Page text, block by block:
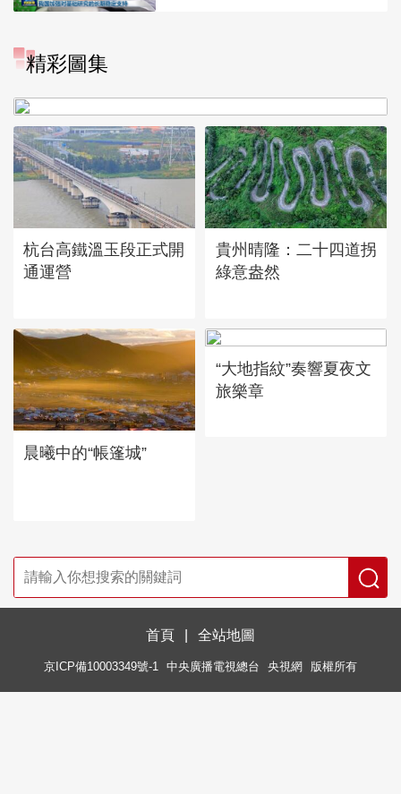
精彩圖集
杭台高鐵溫玉段正式開
通運營
貴州晴隆：二十四道拐
綠意盎然
晨曦中的“帳篷城”
“大地指紋”奏響夏夜文
旅樂章
首頁 全站地圖
京ICP備10003349號-1 中央廣播電視總台 央視網 版權所有